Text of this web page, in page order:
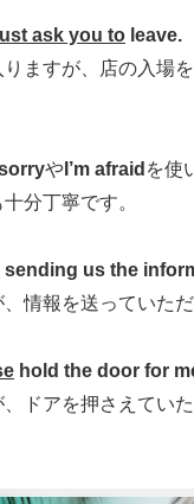
ask you to leave.
りますが、店の入場
sorryや I’m afraid を使
分丁寧です。
sending us the
、情報を送っていた
hold the door for
、ドアを押さえてい